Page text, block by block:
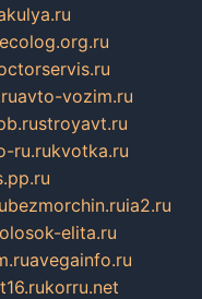
ecolog.org.ru
avto-vozim.ru
stroyavt.ru
ru.rukvotka.ru
bezmorchin.ruia2.ru
elita.ru
avegainfo.ru
korru.net